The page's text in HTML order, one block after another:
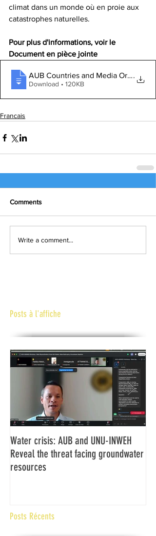
climat dans un monde où en proie aux
catastrophes naturelles.
Pour plus d'informations, voir le
Document en pièce jointe
AUB Countries and Media .
Download • 120KB
Francais
Comments
Write a comment...
Posts à l'affiche
Water crisis: AUB and UNU-INWEH
Reveal the threat facing groundwater
resources
Posts Récents